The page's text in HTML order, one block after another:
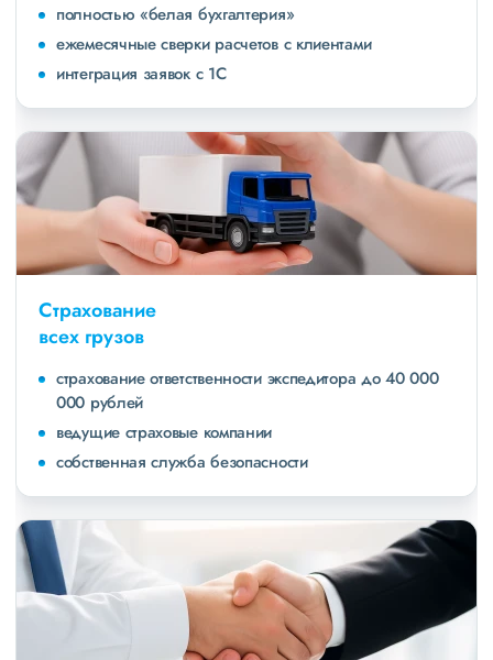
полностью «белая бухгалтерия»
ежемесячные сверки расчетов с клиентами
интеграция заявок с 1С
Страхование
всех грузов
страхование ответственности экспедитора до 40 000
000 рублей
ведущие страховые компании
собственная служба безопасности